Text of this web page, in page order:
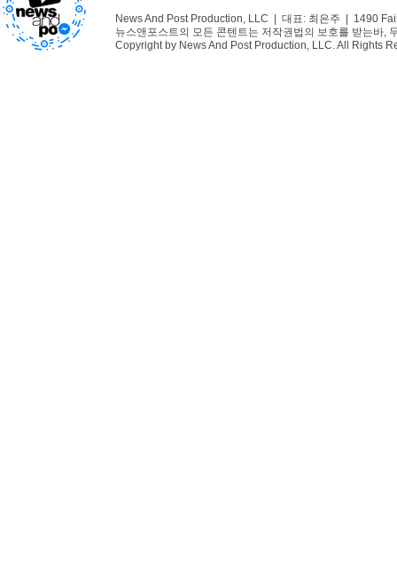
News And Post Production, LLC | 대표: 최은주 | 1490
뉴스앤포스트의 모든 콘텐트는 저작권법의 보호를 받는바,
Copyright by News And Post Production, LLC. All Rights